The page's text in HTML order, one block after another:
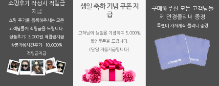
쇼핑후기 작성시 적립금
지급
쇼핑 후기를 등록해주시는 모든
고객님들께 적립금을 드립니다.
상품후기: 3,000원 적립금지급
상품착용사진후기: 10,000원
적립금지금
생일 축하 기념 쿠폰 지
급
고객님의 생일을 기념하여 5,000원
할인쿠폰을 드립니다.
(당일 자동지급됩니다)
구매해주신 모든 고객님들
께 안경클리너 증정
룩앤미 자체제작 클리너 증정